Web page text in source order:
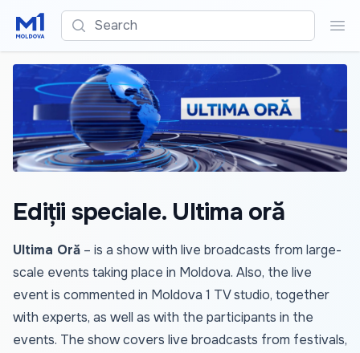
Search
Ediții speciale. Ultima oră
Ultima Oră – is a show with live broadcasts from large-
scale events taking place in Moldova. Also, the live
event is commented in Moldova 1 TV studio, together
with experts, as well as with the participants in the
events. The show covers live broadcasts from festivals,